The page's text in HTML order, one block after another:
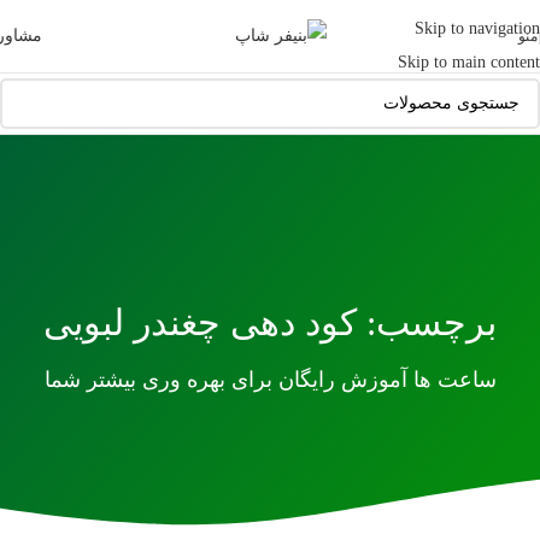
Skip to navigation
Skip to main content
منو
برچسب: کود دهی چغندر لبویی
ساعت ها آموزش رایگان برای بهره وری بیشتر شما